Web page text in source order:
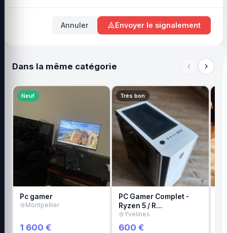
Annuler Envoyer le signalement
Dans la même catégorie
Neuf
Pc gamer
Montpellier
1 600 €
Très bon
PC Gamer Complet -
Ryzen 5 / R…
Yvelines
600 €